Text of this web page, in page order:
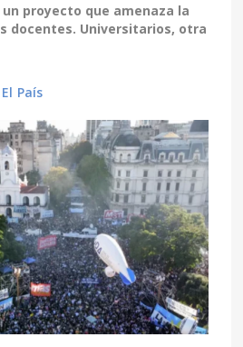
proyecto que amenaza la
docentes. Universitarios, otra
El País